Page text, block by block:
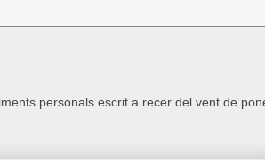
personals escrit a recer del vent de